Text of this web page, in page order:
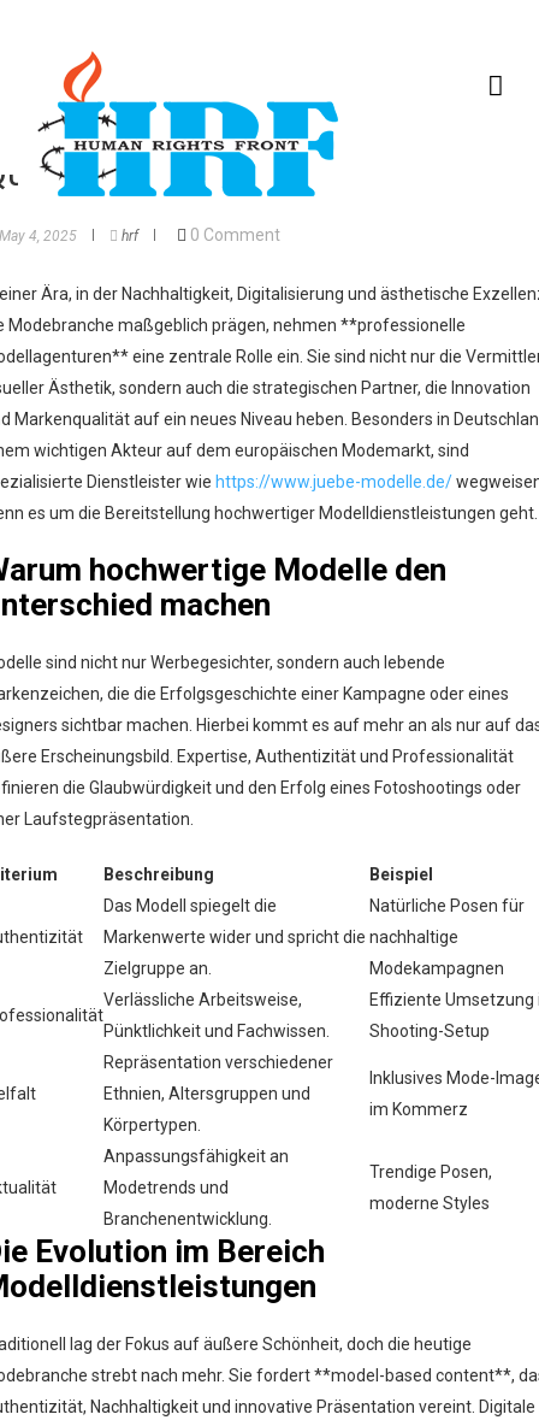
Bedeutung hochwertiger
für die Modeindustrie:
Nachhaltigkeit und
May 4, 2025 hrf 0 Comment
Ära, in der Nachhaltigkeit, Digitalisierung und ästhetische
Modebranche maßgeblich prägen, nehmen **professionelle
eine zentrale Rolle ein. Sie sind nicht nur die
Ästhetik, sondern auch die strategischen Partner, die Innovation
Markenqualität auf ein neues Niveau heben. Besonders in
wichtigen Akteur auf dem europäischen Modemarkt, sind
Dienstleister wie https://www.juebe-modelle.de/
es um die Bereitstellung hochwertiger Modelldienstleistungen geht.
hochwertige Modelle den
machen
sind nicht nur Werbegesichter, sondern auch lebende
die die Erfolgsgeschichte einer Kampagne oder eines
sichtbar machen. Hierbei kommt es auf mehr an als nur auf
Erscheinungsbild. Expertise, Authentizität und Professionalität
die Glaubwürdigkeit und den Erfolg eines Fotoshootings oder
Laufstegpräsentation.
Beschreibung Beispiel
Das Modell spiegelt die
Markenwerte wider und spricht die
Zielgruppe an.
Natürliche Posen für
nachhaltige
Modekampagnen
Verlässliche Arbeitsweise,
Pünktlichkeit und Fachwissen.
Effiziente Umsetzung
Shooting-Setup
Repräsentation verschiedener
Ethnien, Altersgruppen und
Körpertypen.
Inklusives Mode-
im Kommerz
Anpassungsfähigkeit an
Modetrends und
Branchenentwicklung.
Trendige Posen,
moderne Styles
Evolution im Bereich
lag der Fokus auf äußere Schönheit, doch die heutige
strebt nach mehr. Sie fordert **model-based content**,
Nachhaltigkeit und innovative Präsentation vereint. Digitale